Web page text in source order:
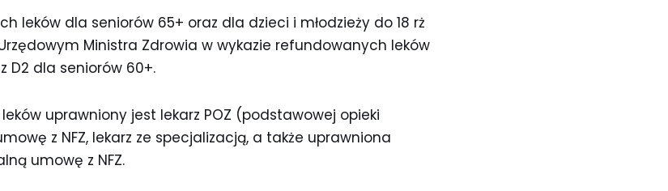
leków dla seniorów 65+ oraz dla dzieci i młodzieży do 18 rż
Ministra Zdrowia w wykazie refundowanych leków
D2 dla seniorów 60+.
uprawniony jest lekarz POZ (podstawowej opieki
z NFZ, lekarz ze specjalizacją, a także uprawniona
umowę z NFZ.